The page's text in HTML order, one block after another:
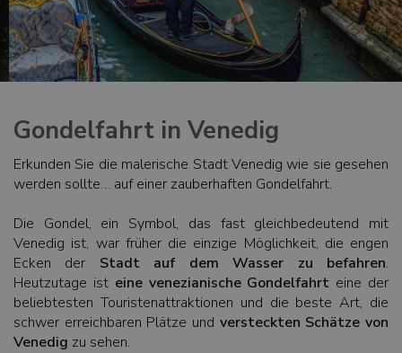
Gondelfahrt in Venedig
Erkunden Sie die malerische Stadt Venedig wie sie gesehen
werden sollte… auf einer zauberhaften Gondelfahrt.
Die Gondel, ein Symbol, das fast gleichbedeutend mit
Venedig ist, war früher die einzige Möglichkeit, die engen
Ecken der Stadt auf dem Wasser zu befahren.
Heutzutage ist eine venezianische Gondelfahrt eine der
beliebtesten Touristenattraktionen und die beste Art, die
schwer erreichbaren Plätze und versteckten Schätze von
Venedig zu sehen.